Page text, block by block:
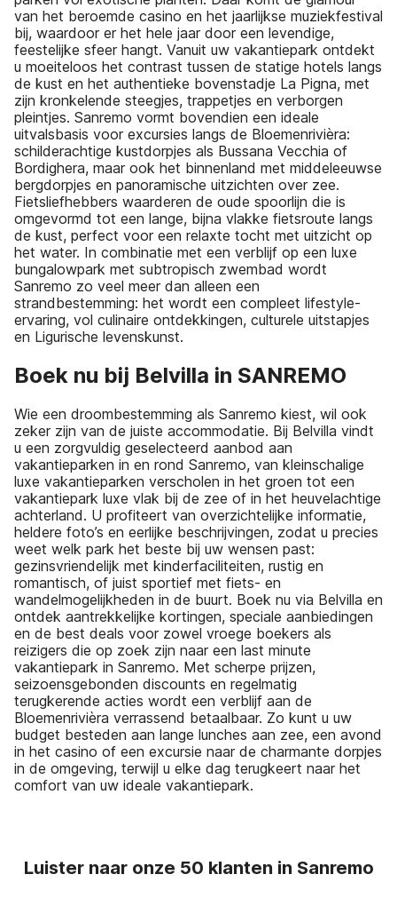
van het beroemde casino en het jaarlijkse muziekfestival
bij, waardoor er het hele jaar door een levendige,
feestelijke sfeer hangt. Vanuit uw vakantiepark ontdekt
u moeiteloos het contrast tussen de statige hotels langs
de kust en het authentieke bovenstadje La Pigna, met
zijn kronkelende steegjes, trappetjes en verborgen
pleintjes. Sanremo vormt bovendien een ideale
uitvalsbasis voor excursies langs de Bloemenrivièra:
schilderachtige kustdorpjes als Bussana Vecchia of
Bordighera, maar ook het binnenland met middeleeuwse
bergdorpjes en panoramische uitzichten over zee.
Fietsliefhebbers waarderen de oude spoorlijn die is
omgevormd tot een lange, bijna vlakke fietsroute langs
de kust, perfect voor een relaxte tocht met uitzicht op
het water. In combinatie met een verblijf op een luxe
bungalowpark met subtropisch zwembad wordt
Sanremo zo veel meer dan alleen een
strandbestemming: het wordt een compleet lifestyle-
ervaring, vol culinaire ontdekkingen, culturele uitstapjes
en Ligurische levenskunst.
Boek nu bij Belvilla in SANREMO
Wie een droombestemming als Sanremo kiest, wil ook
zeker zijn van de juiste accommodatie. Bij Belvilla vindt
u een zorgvuldig geselecteerd aanbod aan
vakantieparken in en rond Sanremo, van kleinschalige
luxe vakantieparken verscholen in het groen tot een
vakantiepark luxe vlak bij de zee of in het heuvelachtige
achterland. U profiteert van overzichtelijke informatie,
heldere foto’s en eerlijke beschrijvingen, zodat u precies
weet welk park het beste bij uw wensen past:
gezinsvriendelijk met kinderfaciliteiten, rustig en
romantisch, of juist sportief met fiets- en
wandelmogelijkheden in de buurt. Boek nu via Belvilla en
ontdek aantrekkelijke kortingen, speciale aanbiedingen
en de best deals voor zowel vroege boekers als
reizigers die op zoek zijn naar een last minute
vakantiepark in Sanremo. Met scherpe prijzen,
seizoensgebonden discounts en regelmatig
terugkerende acties wordt een verblijf aan de
Bloemenrivièra verrassend betaalbaar. Zo kunt u uw
budget besteden aan lange lunches aan zee, een avond
in het casino of een excursie naar de charmante dorpjes
in de omgeving, terwijl u elke dag terugkeert naar het
comfort van uw ideale vakantiepark.
Luister naar onze 50 klanten in Sanremo